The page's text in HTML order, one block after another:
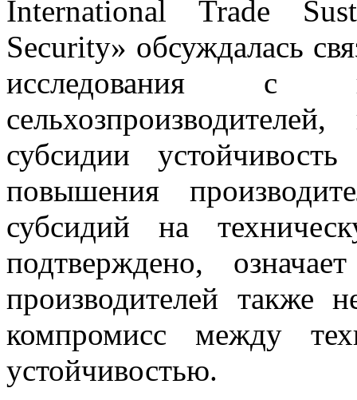
International Trade
Security» обсуждалась
исследования с
субсидии
повышения
субсидий на
подтверждено,
производителей также
компромисс между
устойчивостью.